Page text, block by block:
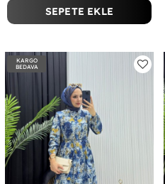
SEPETE EKLE
KARGO
BEDAVA